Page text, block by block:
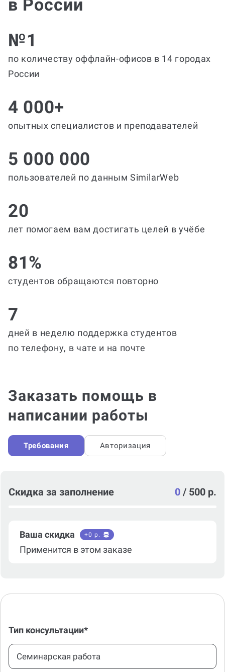
в России
№1
по количеству оффлайн-офисов в 14 городах
России
4 000+
опытных специалистов и преподавателей
5 000 000
пользователей по данным SimilarWeb
20
лет помогаем вам достигать целей в учёбе
81%
студентов обращаются повторно
7
дней в неделю поддержка студентов
по телефону, в чате и на почте
Заказать помощь в
написании работы
Требования Авторизация
Скидка за заполнение 0 / 500 р.
Ваша скидка +0 р.
Применится в этом заказе
Тип консультации*
Семинарская работа